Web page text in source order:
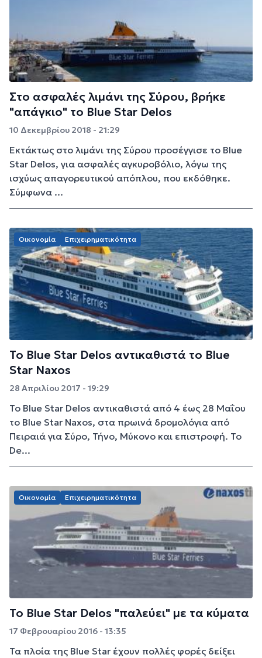
Στο ασφαλές λιμάνι της Σύρου, βρήκε
"απάγκιο" το Blue Star Delos
10 Δεκεμβρίου 2018 - 21:29
Εκτάκτως στο λιμάνι της Σύρου προσέγγισε το Blue
Star Delos, για ασφαλές αγκυροβόλιο, λόγω της
ισχύως απαγορευτικού απόπλου, που εκδόθηκε.
Σύμφωνα ...
Οικονομία Επιχειρηματικότητα
To Blue Star Delos αντικαθιστά το Blue
Star Naxos
28 Απριλίου 2017 - 19:29
Το Blue Star Delos αντικαθιστά από 4 έως 28 Μαΐου
το Blue Star Naxos, στα πρωινά δρομολόγια από
Πειραιά για Σύρο, Τήνο, Μύκονο και επιστροφή. Το
De...
Οικονομία Επιχειρηματικότητα
Το Blue Star Delos "παλεύει" με τα κύματα
17 Φεβρουαρίου 2016 - 13:35
Τα πλοία της Blue Star έχουν πολλές φορές δείξει